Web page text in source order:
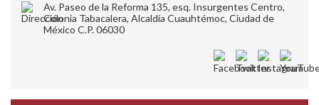
Av. Paseo de la Reforma 135, esq. Insurgentes Centro,
Colonia Tabacalera, Alcaldía Cuauhtémoc, Ciudad de
México C.P. 06030